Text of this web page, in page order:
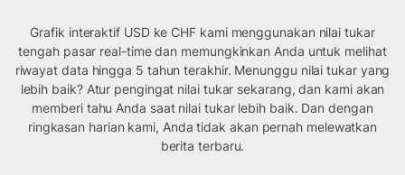
Grafik interaktif USD ke CHF kami menggunakan nilai tukar
tengah pasar real-time dan memungkinkan Anda untuk melihat
riwayat data hingga 5 tahun terakhir. Menunggu nilai tukar yang
lebih baik? Atur pengingat nilai tukar sekarang, dan kami akan
memberi tahu Anda saat nilai tukar lebih baik. Dan dengan
ringkasan harian kami, Anda tidak akan pernah melewatkan
berita terbaru.